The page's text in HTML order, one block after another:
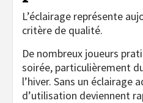
L’éclairage représente
critère de qualité.
De nombreux joueurs
soirée, particulièrement
l’hiver. Sans un éclairage
d’utilisation deviennent